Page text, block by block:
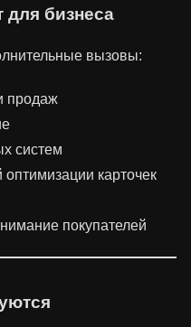
для бизнеса
вызовы:
продаж
систем
карточек
покупателей